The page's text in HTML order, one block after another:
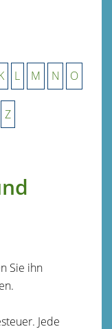
L M N O
Z
Sie ihn
Jede